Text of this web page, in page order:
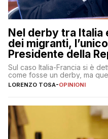
Nel derby tra Italia
dei migranti,
Presidente della
Sul caso Italia-Francia si è
come fosse un derby, ma
LORENZO TOSA-OPINIONI